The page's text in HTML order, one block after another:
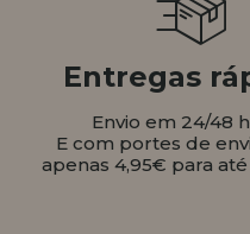
Entregas
Envio em 24/48
E com portes de
apenas 4,95€ para